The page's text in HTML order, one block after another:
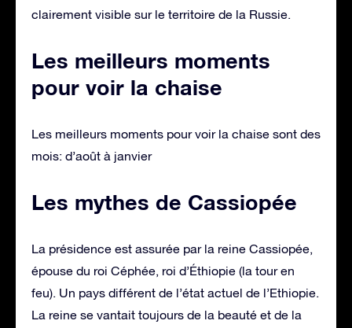
clairement visible sur le territoire de la Russie.
Les meilleurs moments
pour voir la chaise
Les meilleurs moments pour voir la chaise sont des
mois: d’août à janvier
Les mythes de Cassiopée
La présidence est assurée par la reine Cassiopée,
épouse du roi Céphée, roi d’Éthiopie (la tour en
feu). Un pays différent de l’état actuel de l’Ethiopie.
La reine se vantait toujours de la beauté et de la